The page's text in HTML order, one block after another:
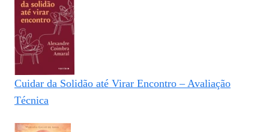
Cuidar da Solidão até Virar Encontro – Avaliação
Técnica